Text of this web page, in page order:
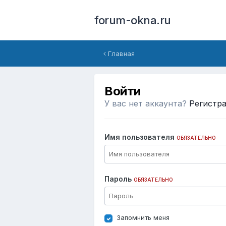
forum-okna.ru
Главная
Войти
У вас нет аккаунта?
Имя пользователя ОБЯЗАТЕЛЬНО
Пароль ОБЯЗАТЕЛЬНО
Запомнить меня